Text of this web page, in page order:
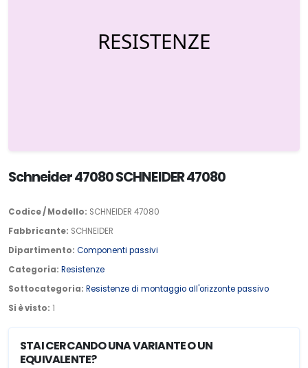
Schneider 47080 SCHNEIDER 47080
Codice / Modello: SCHNEIDER 47080
Fabbricante: SCHNEIDER
Dipartimento: Componenti passivi
Categoria: Resistenze
Sottocategoria: Resistenze di montaggio all'orizzonte passivo
Si è visto: 1
STAI CERCANDO UNA VARIANTE O UN
EQUIVALENTE?